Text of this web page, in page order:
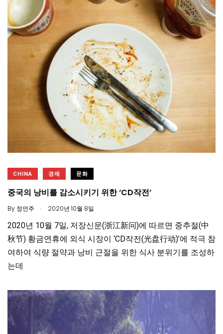
CHINA 경제 문화
중국의 낭비를 감소시키기 위한 ‘CD작전’
By 정언주 . 2020년 10월 8일
2020년 10월 7일, 저장신문(浙江新问)에 따르면 중추절(中
秋节) 황금연휴에 외식 시장이 ‘CD작전(光盘行动)’에 적극 참
여하여 식량 절약과 낭비 근절을 위한 식사 분위기를 조성하
는데